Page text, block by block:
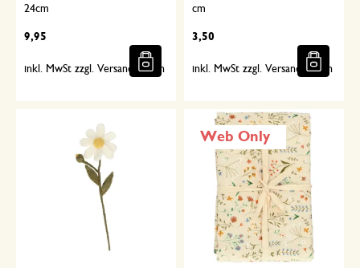
24cm
9,95
inkl. MwSt zzgl. Versandkosten
cm
3,50
inkl. MwSt zzgl. Versandkosten
Web Only